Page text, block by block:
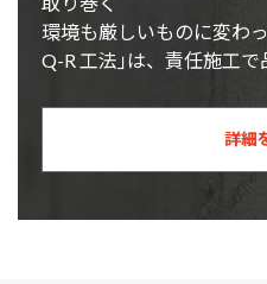
環境も厳しいものに変わ
Q-R 工法｣は、責任施工で
詳細